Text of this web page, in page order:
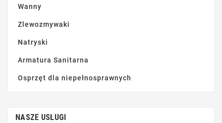
Wanny
Zlewozmywaki
Natryski
Armatura Sanitarna
Osprzęt dla niepełnosprawnych
NASZE USŁUGI